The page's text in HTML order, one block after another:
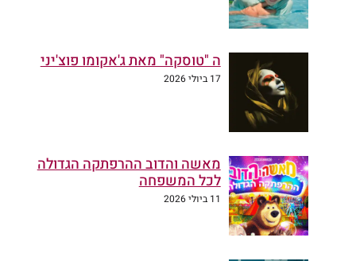
ה "טוסקה" מאת ג'אקומו פוצ'יני
17 ביולי 2026
מאשה והדוב ההרפתקה הגדולה
לכל המשפחה
11 ביולי 2026